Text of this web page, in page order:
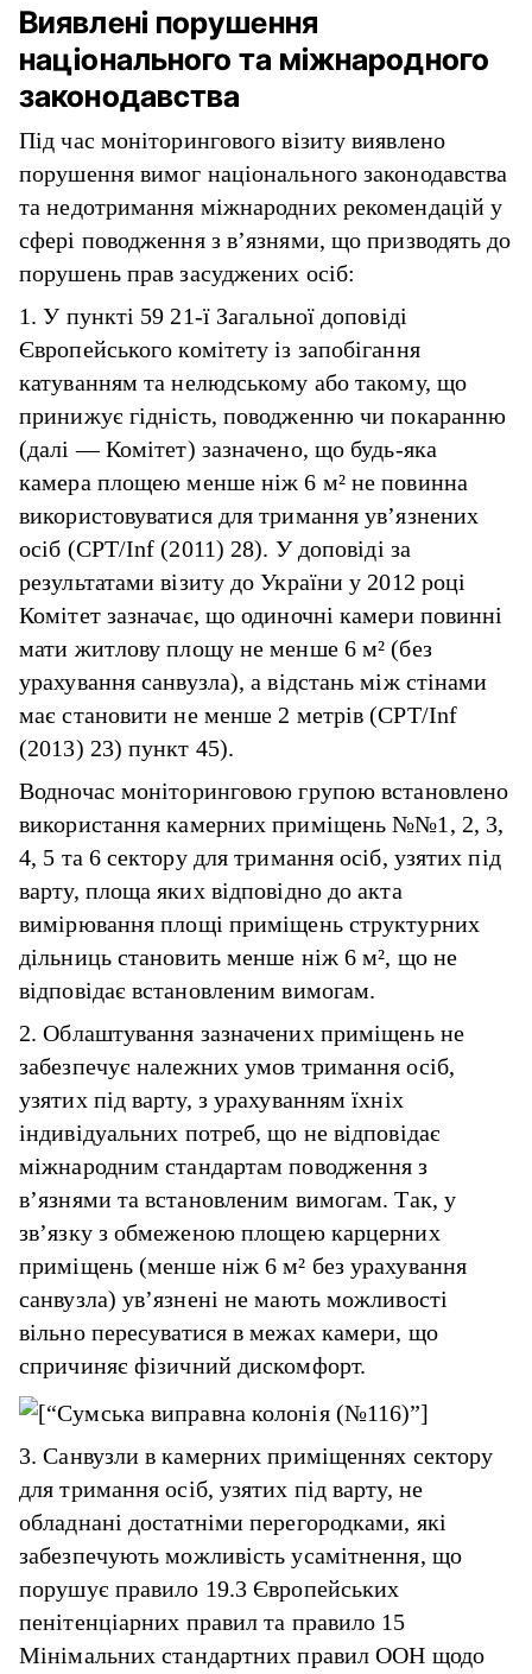
Виявлені порушення
національного та міжнародного
законодавства
Під час моніторингового візиту виявлено
порушення вимог національного законодавства
та недотримання міжнародних рекомендацій у
сфері поводження з в’язнями, що призводять до
порушень прав засуджених осіб:
1. У пункті 59 21-ї Загальної доповіді
Європейського комітету із запобігання
катуванням та нелюдському або такому, що
принижує гідність, поводженню чи покаранню
(далі — Комітет) зазначено, що будь-яка
камера площею менше ніж 6 м² не повинна
використовуватися для тримання ув’язнених
осіб (CPT/Inf (2011) 28). У доповіді за
результатами візиту до України у 2012 році
Комітет зазначає, що одиночні камери повинні
мати житлову площу не менше 6 м² (без
урахування санвузла), а відстань між стінами
має становити не менше 2 метрів (CPT/Inf
(2013) 23) пункт 45).
Водночас моніторинговою групою встановлено
використання камерних приміщень №№1, 2, 3,
4, 5 та 6 сектору для тримання осіб, узятих під
варту, площа яких відповідно до акта
вимірювання площі приміщень структурних
дільниць становить менше ніж 6 м², що не
відповідає встановленим вимогам.
2. Облаштування зазначених приміщень не
забезпечує належних умов тримання осіб,
узятих під варту, з урахуванням їхніх
індивідуальних потреб, що не відповідає
міжнародним стандартам поводження з
в’язнями та встановленим вимогам. Так, у
зв’язку з обмеженою площею карцерних
приміщень (менше ніж 6 м² без урахування
санвузла) ув’язнені не мають можливості
вільно пересуватися в межах камери, що
спричиняє фізичний дискомфорт.
3. Санвузли в камерних приміщеннях сектору
для тримання осіб, узятих під варту, не
обладнані достатніми перегородками, які
забезпечують можливість усамітнення, що
порушує правило 19.3 Європейських
пенітенціарних правил та правило 15
Мінімальних стандартних правил ООН щодо